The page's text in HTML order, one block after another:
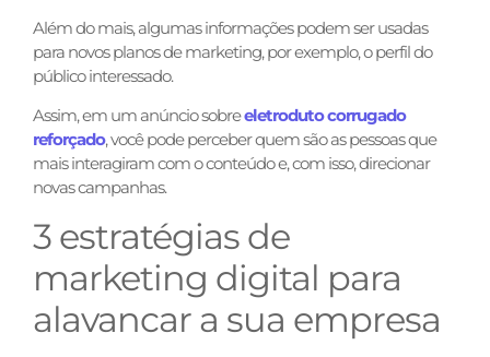
Além do mais, algumas informações podem ser usadas
para novos planos de marketing, por exemplo, o perfil do
público interessado.
Assim, em um anúncio sobreeletroduto corrugado
reforçado, você pode perceber quem são as pessoas que
mais interagiram com o conteúdo e, com isso, direcionar
novas campanhas.
3 estratégias de
marketing digital para
alavancar a sua empresa